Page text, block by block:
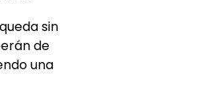
sin
de
una